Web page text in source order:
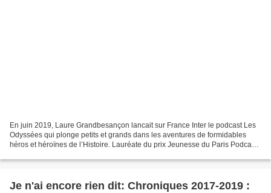
En juin 2019, Laure Grandbesançon lancait sur France Inter le podcast Les
Odyssées qui plonge petits et grands dans les aventures de formidables
héros et héroïnes de l’Histoire. Lauréate du prix Jeunesse du Paris Podcast
Je n'ai encore rien dit: Chroniques 2017-2019 :